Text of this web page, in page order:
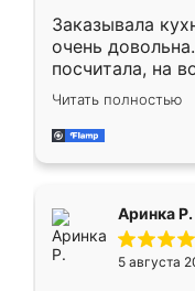
Заказывала
очень
посчитала, на
Замерщик
делу со всей
за день, ребята
Читать полностью
Аринка Р.
5 августа